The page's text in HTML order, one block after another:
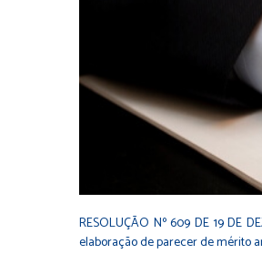
RESOLUÇÃO Nº 609 DE 19 DE
elaboração de parecer de mérito